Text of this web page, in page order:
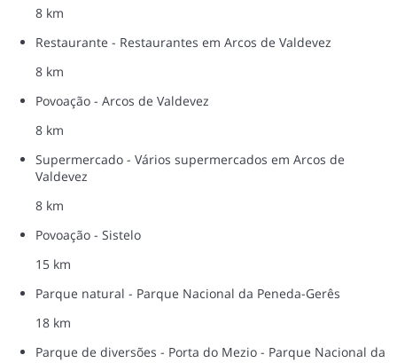
8 km
Restaurante - Restaurantes em Arcos de Valdevez
8 km
Povoação - Arcos de Valdevez
8 km
Supermercado - Vários supermercados em Arcos de
Valdevez
8 km
Povoação - Sistelo
15 km
Parque natural - Parque Nacional da Peneda-Gerês
18 km
Parque de diversões - Porta do Mezio - Parque Nacional da